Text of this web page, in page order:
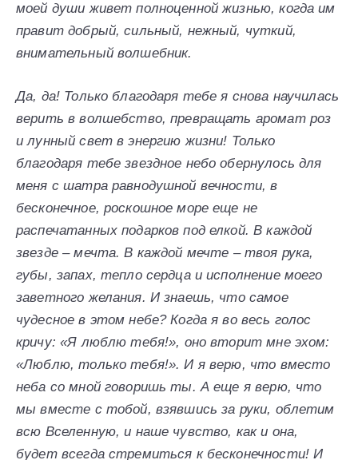
моей души живет полноценной жизнью, когда им
правит добрый, сильный, нежный, чуткий,
внимательный волшебник.
Да, да! Только благодаря тебе я снова научилась
верить в волшебство, превращать аромат роз
и лунный свет в энергию жизни! Только
благодаря тебе звездное небо обернулось для
меня с шатра равнодушной вечности, в
бесконечное, роскошное море еще не
распечатанных подарков под елкой. В каждой
звезде – мечта. В каждой мечте – твоя рука,
губы, запах, тепло сердца и исполнение моего
заветного желания. И знаешь, что самое
чудесное в этом небе? Когда я во весь голос
кричу: «Я люблю тебя!», оно вторит мне эхом:
«Люблю, только тебя!». И я верю, что вместо
неба со мной говоришь ты. А еще я верю, что
мы вместе с тобой, взявшись за руки, облетим
всю Вселенную, и наше чувство, как и она,
будет всегда стремиться к бесконечности! И